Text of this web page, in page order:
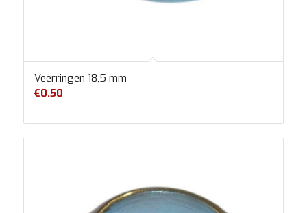
Veerringen 18,5 mm
€0.50